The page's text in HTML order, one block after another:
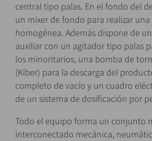
central tipo palas. En el fondo del
un mixer de fondo para realizar una
homogénea. Además dispone de
auxiliar con un agitador tipo palas
los minoritarios, una bomba de
(Kiber) para la descarga del
completo de vacío y un cuadro
de un sistema de dosificación por
Todo el equipo forma un conjunto
interconectado mecánica,